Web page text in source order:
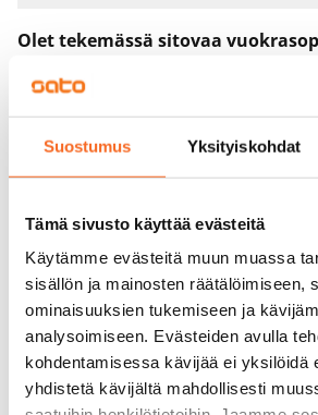
Suostumus Yksityiskohdat
Tämä sivusto käyttää evästeitä
Käytämme evästeitä muun muassa
sisällön ja mainosten räätälöimiseen,
ominaisuuksien tukemiseen ja
analysoimiseen. Evästeiden avulla
kohdentamisessa kävijää ei yksilöidä
yhdistetä kävijältä mahdollisesti
Olet tekemässä sitovaa
Sopimus astuu voimaan heti, kun
varausmaksun verkkokaupassa.
sinulle kokonaisuudessaan
Voit peruuttaa sopimuksen vielä
koti ei vastaa odotuksiasi. Tällöin
varausmaksun sinulle
seuraavana arkipäivänä.
Vakuus 0 euroa.